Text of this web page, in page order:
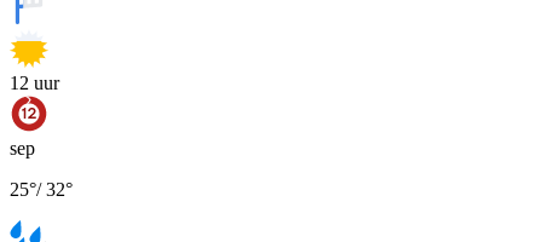
12 uur
sep
25°/32°